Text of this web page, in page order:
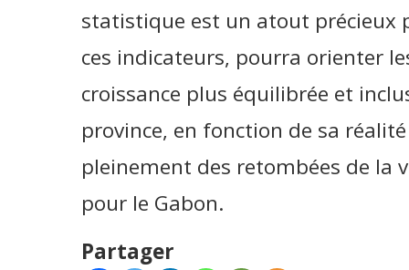
statistique est un atout précieux
ces indicateurs, pourra orienter
croissance plus équilibrée et
province, en fonction de sa
pleinement des retombées de la
pour le Gabon.
Partager